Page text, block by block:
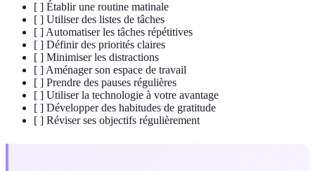
[ ] Établir une routine matinale
[ ] Utiliser des listes de tâches
[ ] Automatiser les tâches répétitives
[ ] Définir des priorités claires
[ ] Minimiser les distractions
[ ] Aménager son espace de travail
[ ] Prendre des pauses régulières
[ ] Utiliser la technologie à votre avantage
[ ] Développer des habitudes de gratitude
[ ] Réviser ses objectifs régulièrement